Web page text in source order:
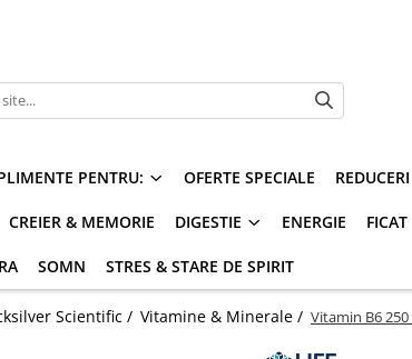
PENTRU: OFERTE SPECIALE REDUCERI
CREIER & MEMORIE DIGESTIE ENERGIE FICAT
SOMN STRES & STARE DE SPIRIT
Scientific / Vitamine & Minerale / Vitamin B6